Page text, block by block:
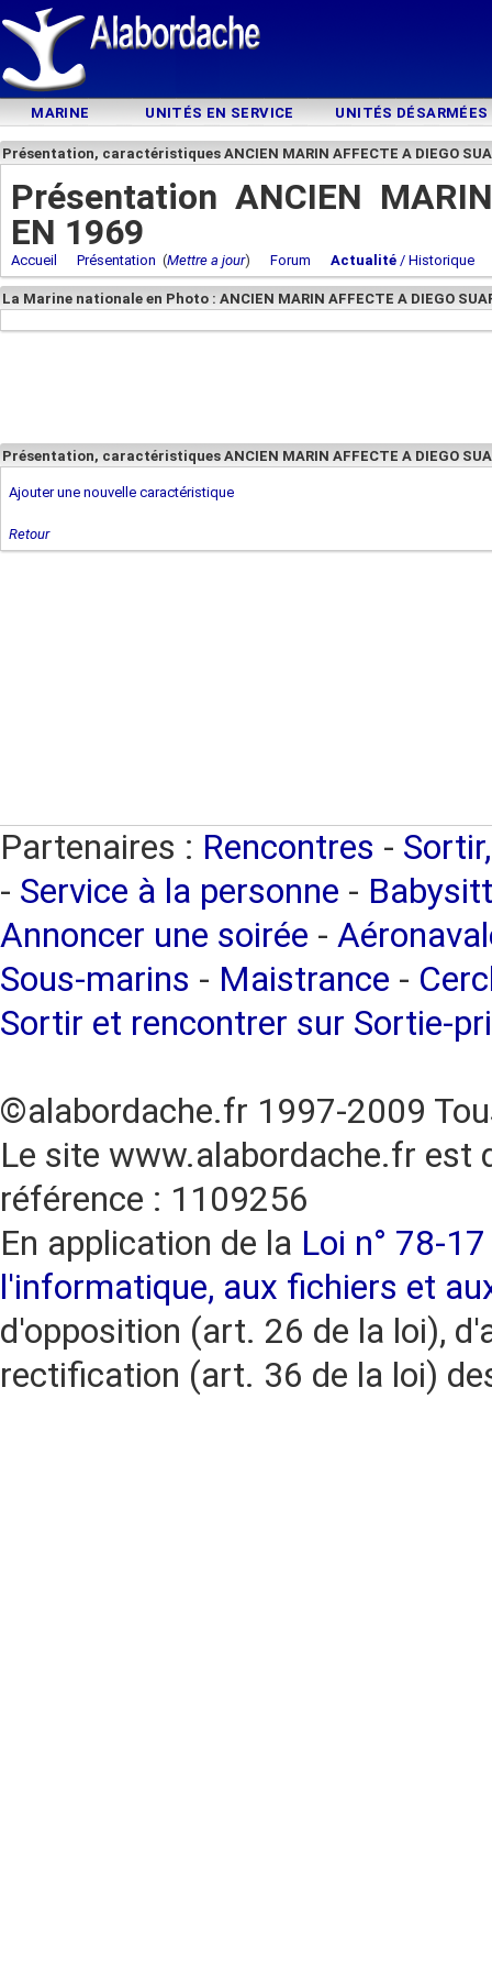
MARINE UNITÉS EN SERVICE UNITÉS DÉSARMÉES
Présentation, caractéristiques ANCIEN MARIN AFFECTE A DIEGO
Présentation ANCIEN
EN 1969
Accueil Présentation (Mettre a jour) Forum Actualité / Historique
La Marine nationale en Photo : ANCIEN MARIN AFFECTE A DIEGO
Présentation, caractéristiques ANCIEN MARIN AFFECTE A DIEGO
Ajouter une nouvelle caractéristique
Retour
Partenaires : Rencontres -
- Service à la personne -
Annoncer une soirée -
Sous-marins - Maistrance -
Sortir et rencontrer sur Sortie-
©alabordache.fr 1997-2009
Le site www.alabordache.fr est
référence : 1109256
En application de la Loi n° 78-
l'informatique, aux fichiers et
d'opposition (art. 26 de la loi),
rectification (art. 36 de la loi)